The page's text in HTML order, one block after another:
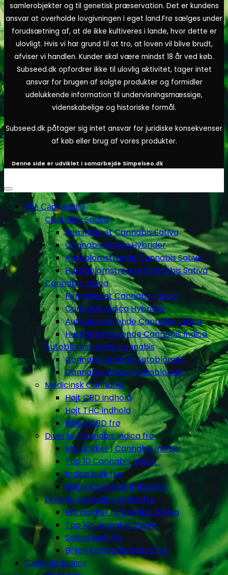
samlerobjekter og til genetisk præservation. Det er kundens
ansvar at overholde lovgivningen i eget land.Frø sælges under
forudsætning af, at de ikke kultiveres i lande, hvor dette er
ulovligt. Hvis vi har grund til at tro, at loven vil blive brudt,
afviser vi handlen. Kunder skal være mindst 18 år ved køb.
Subseed.dk opfordrer ikke til ulovlig aktivitet, tager intet
ansvar for brugen af solgte produkter og formidler
udelukkende information til undervisningsmæssige,
videnskabelige og historiske formål.
Subseed.dk påtager sig intet ansvar for juridiske konsekvenser
af køb eller brug af vores produkter.
Denne side er udviklet i samarbejde Simpelseo.dk
Alle Cannabisfrø
Cannabis Sativa
Feminiseret Cannabis Sativa
Cannabis Sativa Hybrider
Autoblomstrende Cannabis Sativa
Hurtigblomstrende Cannabis Sativa
Cannabis Indica
Feminiseret Cannabis Indica
Cannabis Indica Hybrider
Autoblomstrende Cannabis Indica
Hurtigblomstrende Cannabis Indica
Autoblomstrende cannabis
Cannabis Sativa | Autoblomst
Cannabis Indica | Autoblomst
Medicinsk Cannabis
Højt CBD indhold
Højt THC indhold
Billige CBD frø
Diverse Cannabis Indica frø
Mix pakker | Cannabis Indica
Top 10 Cannabis Indica
Indica bulk frø
Billige Cannabis Indica frø
Diverse Cannabis Sativa frø
Mix pakker | Cannabis Sativa
Top 10 Cannabis Sativa
Sativa bulk frø
Billige Cannabis Sativa frø
Cannabis brands